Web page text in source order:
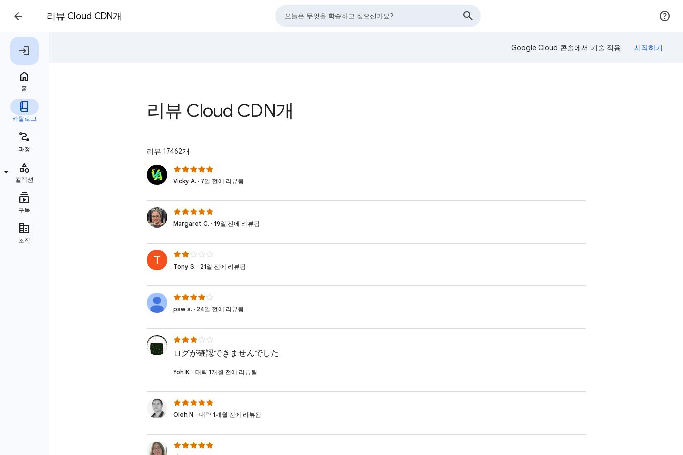
리뷰 Cloud CDN개
Google Cloud 콘솔에서 기술 적용
리뷰 Cloud CDN개
리뷰 17462개
Vicky A. · 7일 전에 리뷰됨
Margaret C. · 19일 전에 리뷰됨
Tony S. · 21일 전에 리뷰됨
psw s. · 24일 전에 리뷰됨
ログが確認できませんでした
Yoh K. · 대략 1개월 전에 리뷰됨
Oleh N. · 대략 1개월 전에 리뷰됨